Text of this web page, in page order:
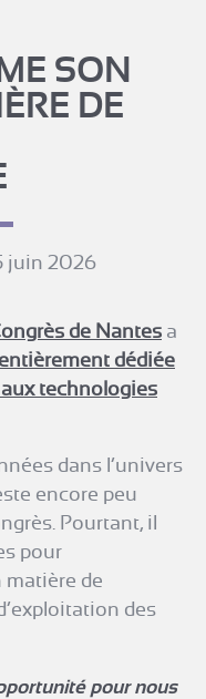
SON
DE
juin 2026
de Nantes a
dédiée
aux technologies
dans l’univers
encore peu
Pourtant, il
pour
matière de
des
pour nous